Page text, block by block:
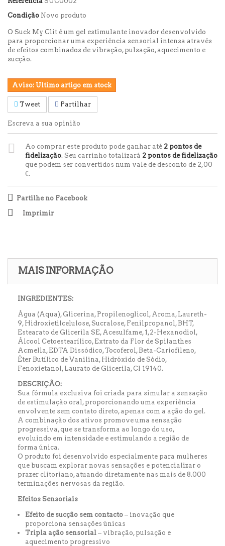
Condição Novo produto
O Suck My Clit é um gel estimulante inovador desenvolvido
para proporcionar uma experiência sensorial intensa através
de efeitos combinados de vibração, pulsação, aquecimento e
sucção.
Aviso: Ultimo artigo em stock
Tweet Partilhar
Escreva a sua opinião
Ao comprar este produto pode ganhar até 2 pontos de
fidelização. Seu carrinho totalizará 2 pontos de fidelização
que podem ser convertidos num vale de desconto de 2,00
€.
Partilhe no Facebook
Imprimir
MAIS INFORMAÇÃO
INGREDIENTES:
Água (Aqua), Glicerina, Propilenoglicol, Aroma, Laureth-
9, Hidroxietilcelulose, Sucralose, Fenilpropanol, BHT,
Estearato de Glicerila SE, Acesulfame, 1,2-Hexanodiol,
Álcool Cetoestearílico, Extrato da Flor de Spilanthes
Acmella, EDTA Dissódico, Tocoferol, Beta-Cariofileno,
Éter Butílico de Vanilina, Hidróxido de Sódio,
Fenoxietanol, Laurato de Glicerila, CI 19140.
DESCRIÇÃO:
Sua fórmula exclusiva foi criada para simular a sensação
de estimulação oral, proporcionando uma experiência
envolvente sem contato direto, apenas com a ação do gel.
A combinação dos ativos promove uma sensação
progressiva, que se transforma ao longo do uso,
evoluindo em intensidade e estimulando a região de
forma única.
O produto foi desenvolvido especialmente para mulheres
que buscam explorar novas sensações e potencializar o
prazer clitoriano, atuando diretamente nas mais de 8.000
terminações nervosas da região.
Efeitos Sensoriais
Efeito de sucção sem contacto – inovação que
proporciona sensações únicas
Tripla ação sensorial – vibração, pulsação e
aquecimento progressivo